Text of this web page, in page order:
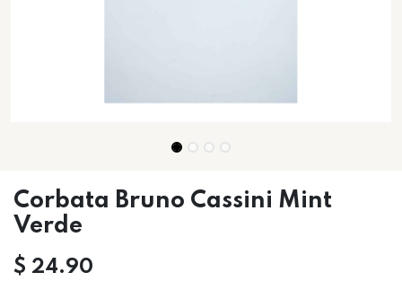
Corbata Bruno Cassini Mint
Verde
$ 24.90